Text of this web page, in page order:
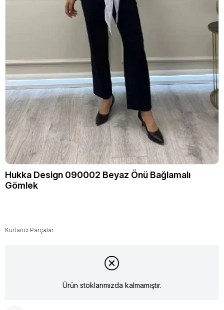
Hukka Design 090002 Beyaz Önü Bağlamalı
Gömlek
Kurtarıcı Parçalar
Ürün stoklarımızda kalmamıştır.